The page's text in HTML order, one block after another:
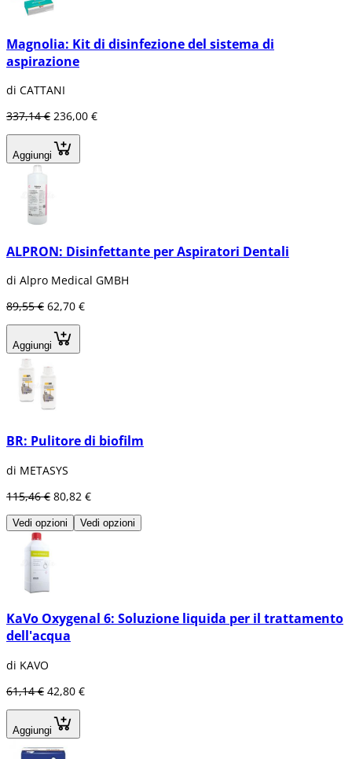
Magnolia: Kit di disinfezione del sistema di
aspirazione
di CATTANI
337,14 € 236,00 €
Aggiungi
ALPRON: Disinfettante per Aspiratori Dentali
di Alpro Medical GMBH
89,55 € 62,70 €
Aggiungi
BR: Pulitore di biofilm
di METASYS
115,46 € 80,82 €
Vedi opzioni Vedi opzioni
KaVo Oxygenal 6: Soluzione liquida per il trattamento
dell'acqua
di KAVO
61,14 € 42,80 €
Aggiungi